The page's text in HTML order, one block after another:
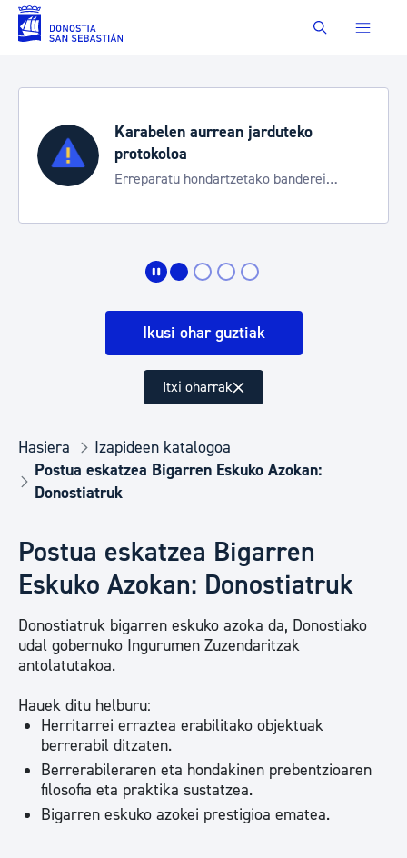
Eduki nagusira joan Buscar
Karabelen aurrean jarduteko
protokoloa
Erreparatu hondartzetako banderei
Ikusi ohar guztiak
Itxi oharrak
Hasiera
Izapideen katalogoa
Postua eskatzea Bigarren Eskuko Azokan:
Donostiatruk
Postua eskatzea Bigarren
Eskuko Azokan: Donostiatruk
Donostiatruk bigarren eskuko azoka da, Donostiako
udal gobernuko Ingurumen Zuzendaritzak
antolatutakoa.
Hauek ditu helburu:
Herritarrei erraztea erabilitako objektuak
berrerabil ditzaten.
Berrerabileraren eta hondakinen prebentzioaren
filosofia eta praktika sustatzea.
Bigarren eskuko azokei prestigioa ematea.